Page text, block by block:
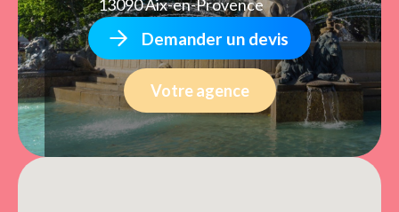
13090 Aix-en-Provence
Demander un devis
Votre agence